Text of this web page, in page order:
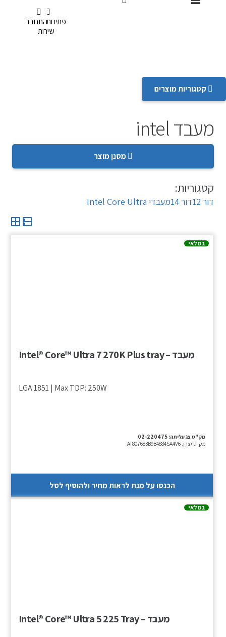
דלג לתפריט הנגישות
תשלום
פתיחת קריאת
שירות
התחבר
קטגוריות מוצרים
קטגוריות:
דור 12 דור 14 מעבדי Intel Core Ultra
מעבד intel
מסנן מוצר
במלאי
מעבד – Intel® Core™ Ultra 7 270K Plus tray
LGA 1851 | Max TDP: 250W
מק"ט צג עליתה: 02-220475
מק"ט יצרן: AT807683B9B4884SA4V6
הכנסו על מנת לראות מחיר ולהוסיף לסל
במלאי
מעבד – Intel® Core™ Ultra 5 225 Tray